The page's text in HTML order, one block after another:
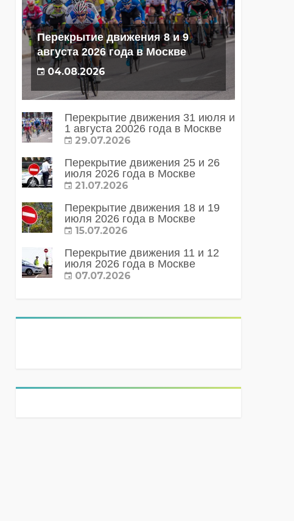
Перекрытие движения 8 и 9
августа 2026 года в Москве
04.08.2026
Перекрытие движения 31 июля и
1 августа 20026 года в Москве
29.07.2026
Перекрытие движения 25 и 26
июля 2026 года в Москве
21.07.2026
Перекрытие движения 18 и 19
июля 2026 года в Москве
15.07.2026
Перекрытие движения 11 и 12
июля 2026 года в Москве
07.07.2026